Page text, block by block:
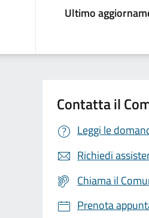
Ultimo
Contatta il
Leggi le
Richiedi
Chiama il
Prenota